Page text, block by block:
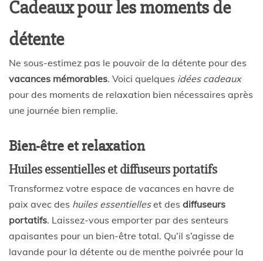
Cadeaux pour les moments de
détente
Ne sous-estimez pas le pouvoir de la détente pour des
vacances mémorables. Voici quelques idées cadeaux
pour des moments de relaxation bien nécessaires après
une journée bien remplie.
Bien-être et relaxation
Huiles essentielles et diffuseurs portatifs
Transformez votre espace de vacances en havre de
paix avec des huiles essentielleset des diffuseurs
portatifs. Laissez-vous emporter par des senteurs
apaisantes pour un bien-être total. Qu’il s’agisse de
lavande pour la détente ou de menthe poivrée pour la